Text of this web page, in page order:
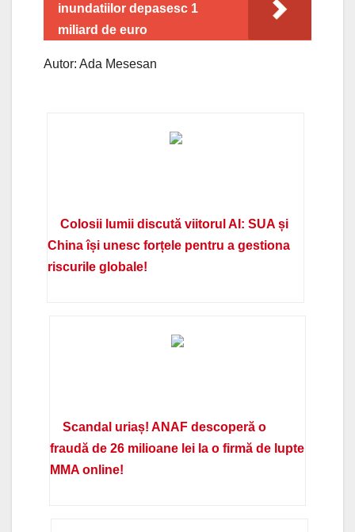
inundatiilor depasesc 1
miliard de euro
Autor: Ada Mesesan
Colosii lumii discută viitorul AI: SUA și
China își unesc forțele pentru a gestiona
riscurile globale!
Scandal uriaș! ANAF descoperă o
fraudă de 26 milioane lei la o firmă de lupte
MMA online!